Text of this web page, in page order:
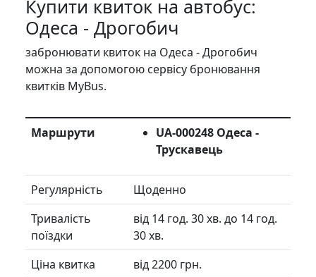
Купити квиток на автобус:
Одеса - Дрогобич
забронювати квиток на Одеса - Дрогобич
можна за допомогою сервісу бронювання
квитків MyBus.
Маршрути
UA-000248 Одеса -
Трускавець
Регулярність
Щоденно
Тривалість
поїздки
від 14 год. 30 хв. до 14 год.
30 хв.
Ціна квитка
від 2200 грн.